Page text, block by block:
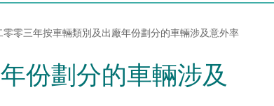
零零三年按車輛類別及出廠年份劃分的車輛涉及意外率
份劃分的車輛涉及